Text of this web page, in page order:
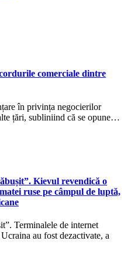
comerciale dintre
în privința negocierilor
țări, subliniind că se opune…
Kievul revendică o
ruse pe câmpul de luptă,
Terminalele de internet
au fost dezactivate, a